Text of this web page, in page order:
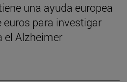
una ayuda europea
para investigar
el Alzheimer